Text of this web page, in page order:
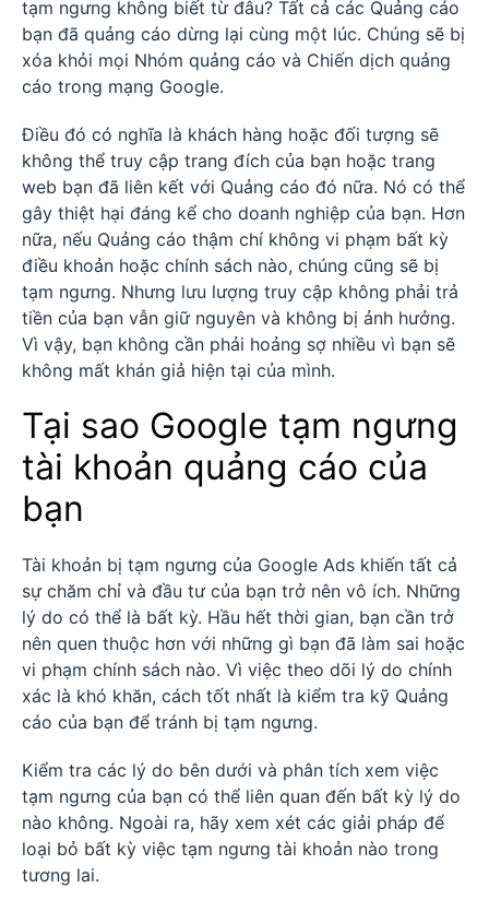
tạm ngưng không biết từ đâu? Tất cả các Quảng cáo
bạn đã quảng cáo dừng lại cùng một lúc. Chúng sẽ bị
xóa khỏi mọi Nhóm quảng cáo và Chiến dịch quảng
cáo trong mạng Google.
Điều đó có nghĩa là khách hàng hoặc đối tượng sẽ
không thể truy cập trang đích của bạn hoặc trang
web bạn đã liên kết với Quảng cáo đó nữa. Nó có thể
gây thiệt hại đáng kể cho doanh nghiệp của bạn. Hơn
nữa, nếu Quảng cáo thậm chí không vi phạm bất kỳ
điều khoản hoặc chính sách nào, chúng cũng sẽ bị
tạm ngưng. Nhưng lưu lượng truy cập không phải trả
tiền của bạn vẫn giữ nguyên và không bị ảnh hưởng.
Vì vậy, bạn không cần phải hoảng sợ nhiều vì bạn sẽ
không mất khán giả hiện tại của mình.
Tại sao Google tạm ngưng
tài khoản quảng cáo của
bạn
Tài khoản bị tạm ngưng của Google Ads khiến tất cả
sự chăm chỉ và đầu tư của bạn trở nên vô ích. Những
lý do có thể là bất kỳ. Hầu hết thời gian, bạn cần trở
nên quen thuộc hơn với những gì bạn đã làm sai hoặc
vi phạm chính sách nào. Vì việc theo dõi lý do chính
xác là khó khăn, cách tốt nhất là kiểm tra kỹ Quảng
cáo của bạn để tránh bị tạm ngưng.
Kiểm tra các lý do bên dưới và phân tích xem việc
tạm ngưng của bạn có thể liên quan đến bất kỳ lý do
nào không. Ngoài ra, hãy xem xét các giải pháp để
loại bỏ bất kỳ việc tạm ngưng tài khoản nào trong
tương lai.